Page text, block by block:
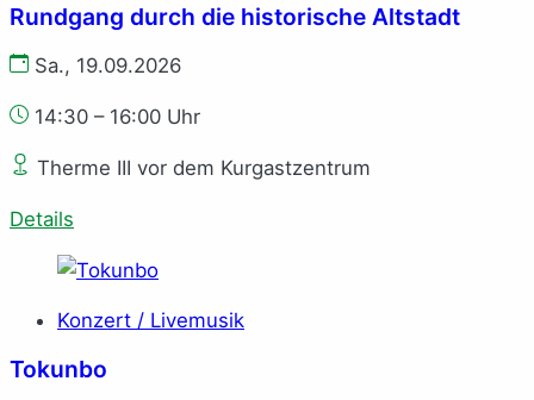
Rundgang durch die historische Altstadt
Sa., 19.09.2026
14:30 – 16:00 Uhr
Therme III vor dem Kurgastzentrum
Details
Konzert / Livemusik
Tokunbo